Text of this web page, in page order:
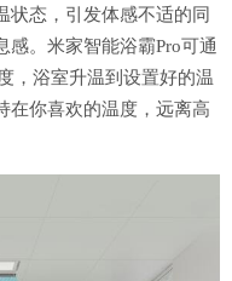
状态，引发体感不适的同
感。米家智能浴霸Pro可通
，浴室升温到设置好的温
在你喜欢的温度，远离高